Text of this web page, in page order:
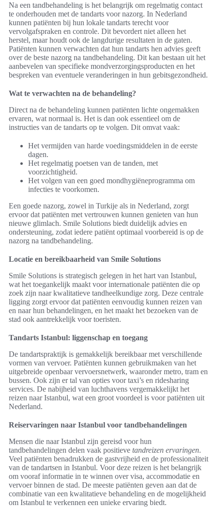
Na een tandbehandeling is het belangrijk om regelmatig contact
te onderhouden met de tandarts voor nazorg. In Nederland
kunnen patiënten bij hun lokale tandarts terecht voor
vervolgafspraken en controle. Dit bevordert niet alleen het
herstel, maar houdt ook de langdurige resultaten in de gaten.
Patiënten kunnen verwachten dat hun tandarts hen advies geeft
over de beste nazorg na tandbehandeling. Dit kan bestaan uit het
aanbevelen van specifieke mondverzorgingsproducten en het
bespreken van eventuele veranderingen in hun gebitsgezondheid.
Wat te verwachten na de behandeling?
Direct na de behandeling kunnen patiënten lichte ongemakken
ervaren, wat normaal is. Het is dan ook essentieel om de
instructies van de tandarts op te volgen. Dit omvat vaak:
Het vermijden van harde voedingsmiddelen in de eerste
dagen.
Het regelmatig poetsen van de tanden, met
voorzichtigheid.
Het volgen van een goed mondhygiëneprogramma om
infecties te voorkomen.
Een goede nazorg, zowel in Turkije als in Nederland, zorgt
ervoor dat patiënten met vertrouwen kunnen genieten van hun
nieuwe glimlach. Smile Solutions biedt duidelijk advies en
ondersteuning, zodat iedere patiënt optimaal voorbereid is op de
nazorg na tandbehandeling.
Locatie en bereikbaarheid van Smile Solutions
Smile Solutions is strategisch gelegen in het hart van Istanbul,
wat het toegankelijk maakt voor internationale patiënten die op
zoek zijn naar kwalitatieve tandheelkundige zorg. Deze centrale
ligging zorgt ervoor dat patiënten eenvoudig kunnen reizen van
en naar hun behandelingen, en het maakt het bezoeken van de
stad ook aantrekkelijk voor toeristen.
Tandarts Istanbul: liggenschap en toegang
De tandartspraktijk is gemakkelijk bereikbaar met verschillende
vormen van vervoer. Patiënten kunnen gebruikmaken van het
uitgebreide openbaar vervoersnetwerk, waaronder metro, tram en
bussen. Ook zijn er tal van opties voor taxi’s en ridesharing
services. De nabijheid van luchthavens vergemakkelijkt het
reizen naar Istanbul, wat een groot voordeel is voor patiënten uit
Nederland.
Reiservaringen naar Istanbul voor tandbehandelingen
Mensen die naar Istanbul zijn gereisd voor hun
tandbehandelingen delen vaak positieve tandreizen ervaringen.
Veel patiënten benadrukken de gastvrijheid en de professionaliteit
van de tandartsen in Istanbul. Voor deze reizen is het belangrijk
om vooraf informatie in te winnen over visa, accommodatie en
vervoer binnen de stad. De meeste patiënten geven aan dat de
combinatie van een kwalitatieve behandeling en de mogelijkheid
om Istanbul te verkennen een unieke ervaring biedt.